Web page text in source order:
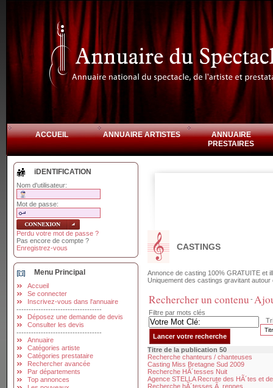
ACCUEIL ANNUAIRE ARTISTES
ANNUAIRE
PRESTAIRES
iDENTIFICATION
Nom d'utilisateur:
Mot de passe:
Perdu votre mot de passe ?
Pas encore de compte ?
Enregistrez-vous
Menu Principal
Accueil
Se connecter
Inscrivez-vous dans l'annuaire
-----------------------------------
Déposez une demande de devis
Consulter les devis
-----------------------------------
Annuaire
Catégories artiste
Catégories prestataire
Rechercher avancée
Par départements
Top annonces
CASTINGS
Annonce de casting 100% GRATUITE et
Uniquement des castings gravitant autour
Rechercher un contenu -
Filtre par mots clés
Titre de la publication 50
Recherche chanteurs / chanteuses
Casting Miss Bretagne Sud 2009
Recherche HÃ´tesses Nuit
Agence STELLA Recrute des HÃ´tes et
Recherche hÃ´tesses Ã rennes